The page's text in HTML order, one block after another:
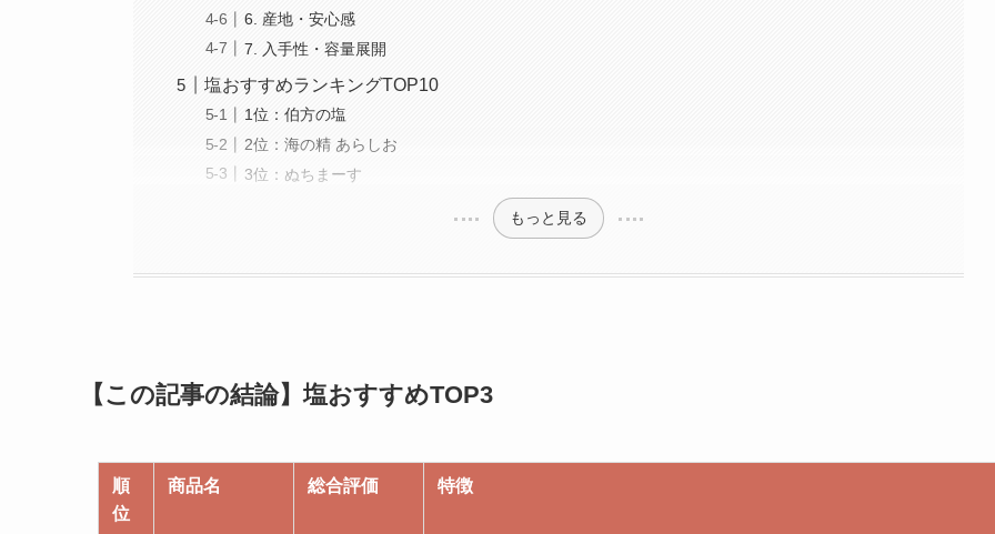
6. 産地・安心感
7. 入手性・容量展開
塩おすすめランキングTOP10
1位：伯方の塩
2位：海の精 あらしお
3位：ぬちまーす
もっと見る
【この記事の結論】塩おすすめTOP3
順
位
商品名 総合評価 特徴